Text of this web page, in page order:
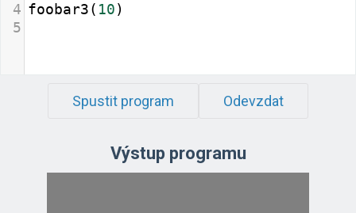
4 foobar3( 10)
5
Spustit program Odevzdat
Výstup programu